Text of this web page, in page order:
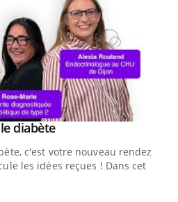
diabèteYoutube
c'est votre nouveau rendez-
les idées reçues ! Dans cet